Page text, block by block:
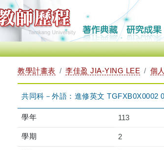
教學計畫表 李佳盈 JIA-YING LEE 個
共同科－外語：進修英文 TGFXB0X0002
學年 113
學期 2